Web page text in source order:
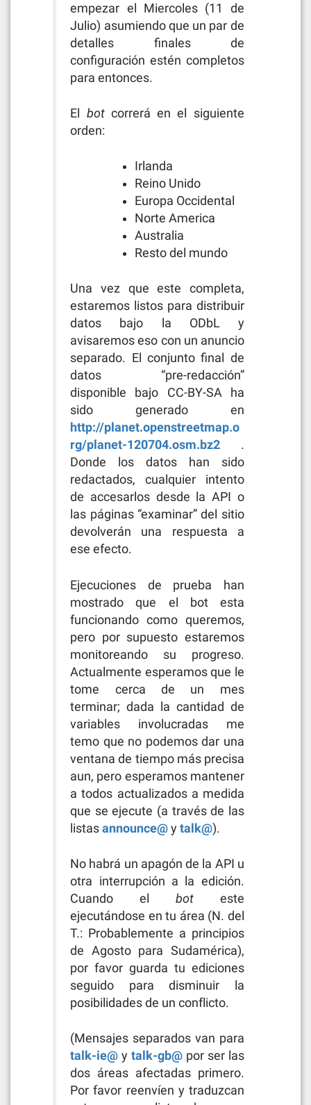
empezar el Miercoles (11 de
Julio) asumiendo que un par de
detalles finales de
configuración estén completos
para entonces.
El botcorrerá en el siguiente
orden:
Irlanda
Reino Unido
Europa Occidental
Norte America
Australia
Resto del mundo
Una vez que este completa,
estaremos listos para distribuir
datos bajo la ODbL y
avisaremos eso con un anuncio
separado. El conjunto final de
datos “pre-redacción”
disponible bajo CC-BY-SA ha
sido generado en
http://planet.openstreetmap.o
rg/planet-120704.osm.bz2 .
Donde los datos han sido
redactados, cualquier intento
de accesarlos desde la API o
las páginas “examinar” del sitio
devolverán una respuesta a
ese efecto.
Ejecuciones de prueba han
mostrado que el bot esta
funcionando como queremos,
pero por supuesto estaremos
monitoreando su progreso.
Actualmente esperamos que le
tome cerca de un mes
terminar; dada la cantidad de
variables involucradas me
temo que no podemos dar una
ventana de tiempo más precisa
aun, pero esperamos mantener
a todos actualizados a medida
que se ejecute (a través de las
listasannounce@ ytalk@).
No habrá un apagón de la API u
otra interrupción a la edición.
Cuando el boteste
ejecutándose en tu área (N. del
T.: Probablemente a principios
de Agosto para Sudamérica),
por favor guarda tu ediciones
seguido para disminuir la
posibilidades de un conflicto.
(Mensajes separados van para
talk-ie@ ytalk-gb@ por ser las
dos áreas afectadas primero.
Por favor reenvíen y traduzcan